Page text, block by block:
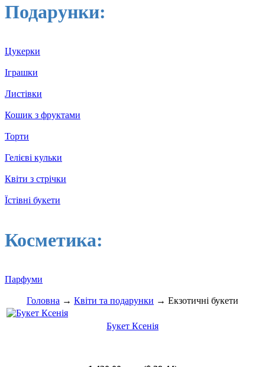
Подарунки:
Цукерки
Іграшки
Листівки
Кошик з фруктами
Торти
Гелієві кульки
Квіти з стрічки
Їстівні букети
Косметика:
Парфуми
Головна → Квіти та подарунки → Екзотичні букети
Букет Ксенія